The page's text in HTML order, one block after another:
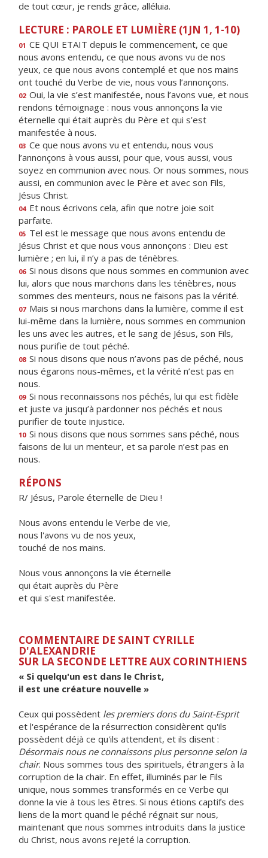
de tout cœur, je rends grâce, alléluia.
LECTURE : PAROLE ET LUMIÈRE (1JN 1, 1-10)
01 CE QUI ETAIT depuis le commencement, ce que
nous avons entendu, ce que nous avons vu de nos
yeux, ce que nous avons contemplé et que nos mains
ont touché du Verbe de vie, nous vous l’annonçons.
02 Oui, la vie s’est manifestée, nous l’avons vue, et nous
rendons témoignage : nous vous annonçons la vie
éternelle qui était auprès du Père et qui s’est
manifestée à nous.
03 Ce que nous avons vu et entendu, nous vous
l’annonçons à vous aussi, pour que, vous aussi, vous
soyez en communion avec nous. Or nous sommes, nous
aussi, en communion avec le Père et avec son Fils,
Jésus Christ.
04 Et nous écrivons cela, afin que notre joie soit
parfaite.
05 Tel est le message que nous avons entendu de
Jésus Christ et que nous vous annonçons : Dieu est
lumière ; en lui, il n’y a pas de ténèbres.
06 Si nous disons que nous sommes en communion avec
lui, alors que nous marchons dans les ténèbres, nous
sommes des menteurs, nous ne faisons pas la vérité.
07 Mais si nous marchons dans la lumière, comme il est
lui-même dans la lumière, nous sommes en communion
les uns avec les autres, et le sang de Jésus, son Fils,
nous purifie de tout péché.
08 Si nous disons que nous n’avons pas de péché, nous
nous égarons nous-mêmes, et la vérité n’est pas en
nous.
09 Si nous reconnaissons nos péchés, lui qui est fidèle
et juste va jusqu’à pardonner nos péchés et nous
purifier de toute injustice.
10 Si nous disons que nous sommes sans péché, nous
faisons de lui un menteur, et sa parole n’est pas en
nous.
RÉPONS
R/ Jésus, Parole éternelle de Dieu !
Nous avons entendu le Verbe de vie,
nous l'avons vu de nos yeux,
touché de nos mains.
Nous vous annonçons la vie éternelle
qui était auprès du Père
et qui s'est manifestée.
COMMENTAIRE DE SAINT CYRILLE
D'ALEXANDRIE
SUR LA SECONDE LETTRE AUX CORINTHIENS
« Si quelqu'un est dans le Christ,
il est une créature nouvelle »
Ceux qui possèdent les premiers dons du Saint-Esprit
et l'espérance de la résurrection considèrent qu'ils
possèdent déjà ce qu'ils attendent, et ils disent :
Désormais nous ne connaissons plus personne selon la
chair. Nous sommes tous des spirituels, étrangers à la
corruption de la chair. En effet, illuminés par le Fils
unique, nous sommes transformés en ce Verbe qui
donne la vie à tous les êtres. Si nous étions captifs des
liens de la mort quand le péché régnait sur nous,
maintenant que nous sommes introduits dans la justice
du Christ, nous avons rejeté la corruption.